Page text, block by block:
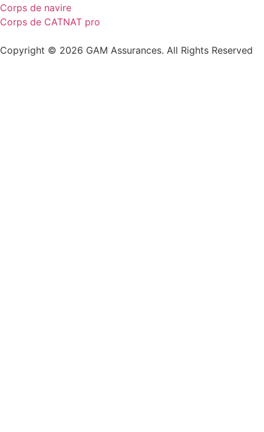
Corps de navire
Corps de CATNAT pro
Copyright © 2026 GAM Assurances. All Rights Reserved